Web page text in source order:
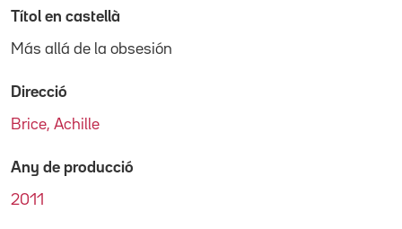
Títol en castellà
Más allá de la obsesión
Direcció
Brice, Achille
Any de producció
2011